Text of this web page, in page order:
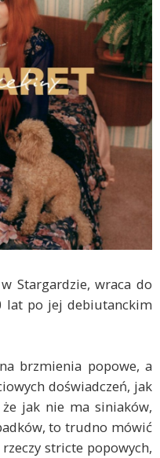
Stargardzie, wraca do
lat po jej debiutanckim
brzmienia popowe, a
doświadczeń, jak
że jak nie ma siniaków,
to trudno mówić
stricte popowych,